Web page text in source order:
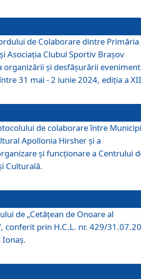
de Colaborare dintre Primăria
Asociația Clubul Sportiv Brașov
organizării și desfășurării
31 mai - 2 iunie 2024, ediția a
de colaborare între
Apollonia Hirsher și a
și funcționare a Centrului
Culturală.
de „Cetățean de Onoare al
conferit prin H.C.L. nr. 429/